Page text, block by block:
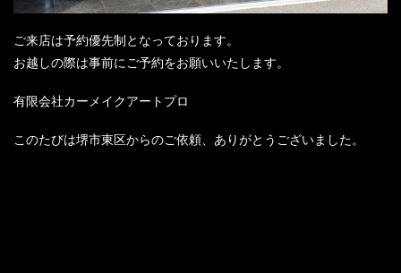
ご来店は予約優先制となっております。
お越しの際は事前にご予約をお願いいたします。
有限会社カーメイクアートプロ
このたびは堺市東区からのご依頼、ありがとうございました。